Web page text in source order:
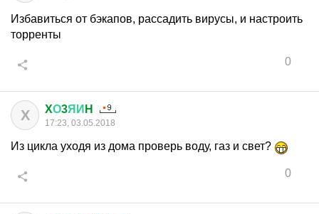
Избавиться от бэкапов, рассадить вирусы, и настроить
торренты
0
X XО3ЯИ H
17:23, 03.05.2018
Из цикла уходя из дома проверь воду, газ и свет?
0